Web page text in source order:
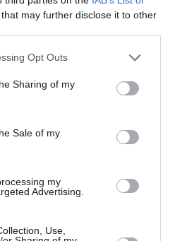
that may further disclose it to other
Opt Outs
Sharing of my
Sale of my
my
Advertising.
Use,
νέα για την Τέχνη και τον
❯
– ΚΑΛΟΚΑΙΡΙ 2023